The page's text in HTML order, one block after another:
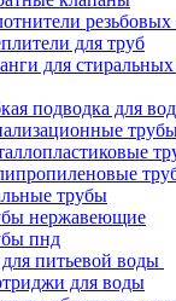
для труб
для
подводка для
трубы
нержавеющие
пнд
питьевой воды
для воды